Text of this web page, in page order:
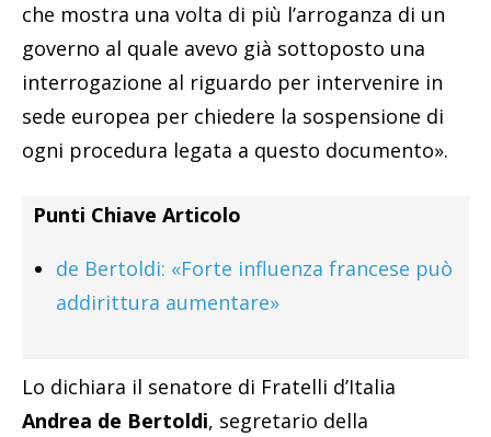
che mostra una volta di più l’arroganza di un
governo al quale avevo già sottoposto una
interrogazione al riguardo per intervenire in
sede europea per chiedere la sospensione di
ogni procedura legata a questo documento».
Punti Chiave Articolo
de Bertoldi: «Forte influenza francese può
addirittura aumentare»
Lo dichiara il senatore di Fratelli d’Italia
Andrea de Bertoldi, segretario della